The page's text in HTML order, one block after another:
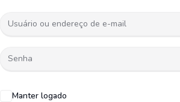
Manter logado